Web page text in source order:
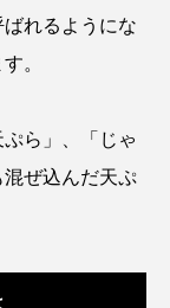
キヌバリ
れるようにな
。
ら」、「じゃ
ぜ込んだ天ぷ